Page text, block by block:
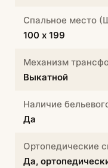
Спальное место
100 х 199
Механизм
Выкатной
Наличие
Да
Ортопедические
Да,